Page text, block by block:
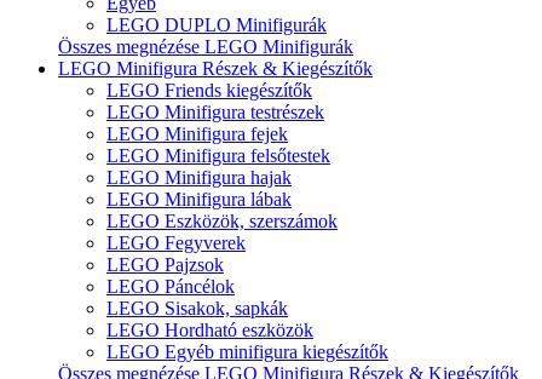
LEGO DUPLO Minifigurák
Összes megnézése LEGO Minifigurák
LEGO Minifigura Részek & Kiegészítők
LEGO Friends kiegészítők
LEGO Minifigura testrészek
LEGO Minifigura fejek
LEGO Minifigura felsőtestek
LEGO Minifigura hajak
LEGO Minifigura lábak
LEGO Eszközök, szerszámok
LEGO Fegyverek
LEGO Pajzsok
LEGO Páncélok
LEGO Sisakok, sapkák
LEGO Hordható eszközök
LEGO Egyéb minifigura kiegészítők
Összes megnézése LEGO Minifigura Részek & Kiegészítők